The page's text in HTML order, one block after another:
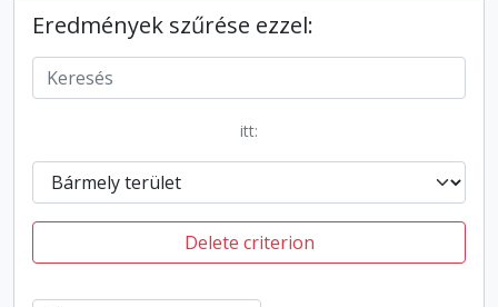
Eredmények szűrése ezzel:
itt:
Delete criterion